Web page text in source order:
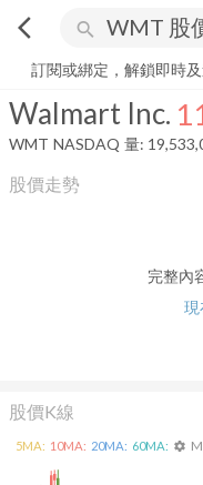
arrow_back_ios search
Walmart Inc. 112.34 +
訂閱或綁定，解鎖即時
Walmart Inc.
WMT NASDAQ 量:
股價走勢
完整內
現
股價K線
5MA: 10MA: 20MA: 60MA: settings